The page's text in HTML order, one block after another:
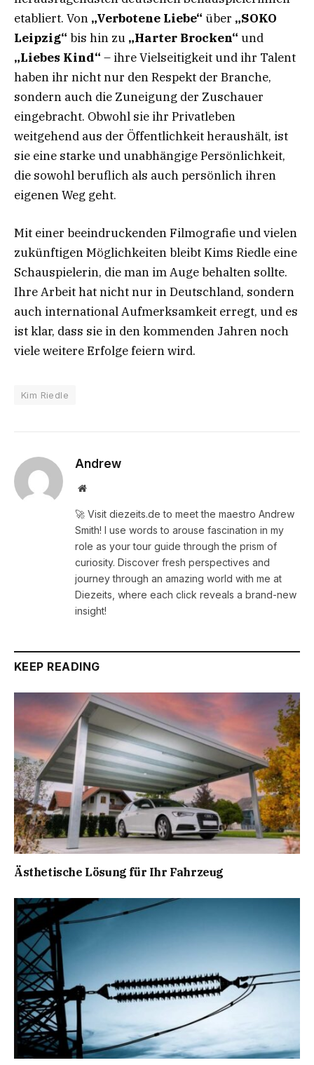
etabliert. Von „Verbotene Liebe“ über „SOKO
Leipzig“ bis hin zu „Harter Brocken“ und
„Liebes Kind“ – ihre Vielseitigkeit und ihr Talent
haben ihr nicht nur den Respekt der Branche,
sondern auch die Zuneigung der Zuschauer
eingebracht. Obwohl sie ihr Privatleben
weitgehend aus der Öffentlichkeit heraushält, ist
sie eine starke und unabhängige Persönlichkeit,
die sowohl beruflich als auch persönlich ihren
eigenen Weg geht.
Mit einer beeindruckenden Filmografie und vielen
zukünftigen Möglichkeiten bleibt Kims Riedle eine
Schauspielerin, die man im Auge behalten sollte.
Ihre Arbeit hat nicht nur in Deutschland, sondern
auch international Aufmerksamkeit erregt, und es
ist klar, dass sie in den kommenden Jahren noch
viele weitere Erfolge feiern wird.
Kim Riedle
Andrew
Website
🚀 Visit diezeits.de to meet the maestro Andrew
Smith! I use words to arouse fascination in my
role as your tour guide through the prism of
curiosity. Discover fresh perspectives and
journey through an amazing world with me at
Diezeits, where each click reveals a brand-new
insight!
KEEP READING
Ästhetische Lösung für Ihr Fahrzeug